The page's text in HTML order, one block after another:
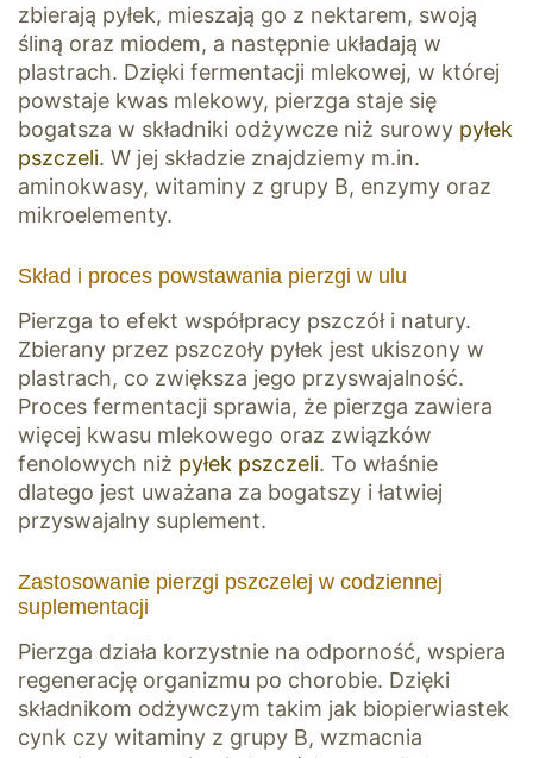
zbierają pyłek, mieszają go z nektarem, swoją
śliną oraz miodem, a następnie układają w
plastrach. Dzięki fermentacji mlekowej, w której
powstaje kwas mlekowy, pierzga staje się
bogatsza w składniki odżywcze niż surowy pyłek
pszczeli. W jej składzie znajdziemy m.in.
aminokwasy, witaminy z grupy B, enzymy oraz
mikroelementy.
Skład i proces powstawania pierzgi w ulu
Pierzga to efekt współpracy pszczół i natury.
Zbierany przez pszczoły pyłek jest ukiszony w
plastrach, co zwiększa jego przyswajalność.
Proces fermentacji sprawia, że pierzga zawiera
więcej kwasu mlekowego oraz związków
fenolowych niż pyłek pszczeli. To właśnie
dlatego jest uważana za bogatszy i łatwiej
przyswajalny suplement.
Zastosowanie pierzgi pszczelej w codziennej
suplementacji
Pierzga działa korzystnie na odporność, wspiera
regenerację organizmu po chorobie. Dzięki
składnikom odżywczym takim jak biopierwiastek
cynk czy witaminy z grupy B, wzmacnia